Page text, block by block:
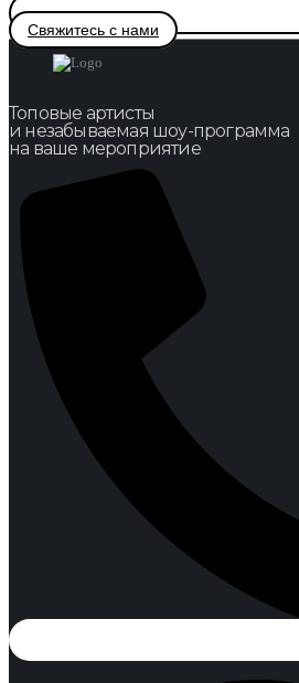
Свяжитесь с нами
Топовые артисты
и незабываемая шоу-программа
на ваше мероприятие